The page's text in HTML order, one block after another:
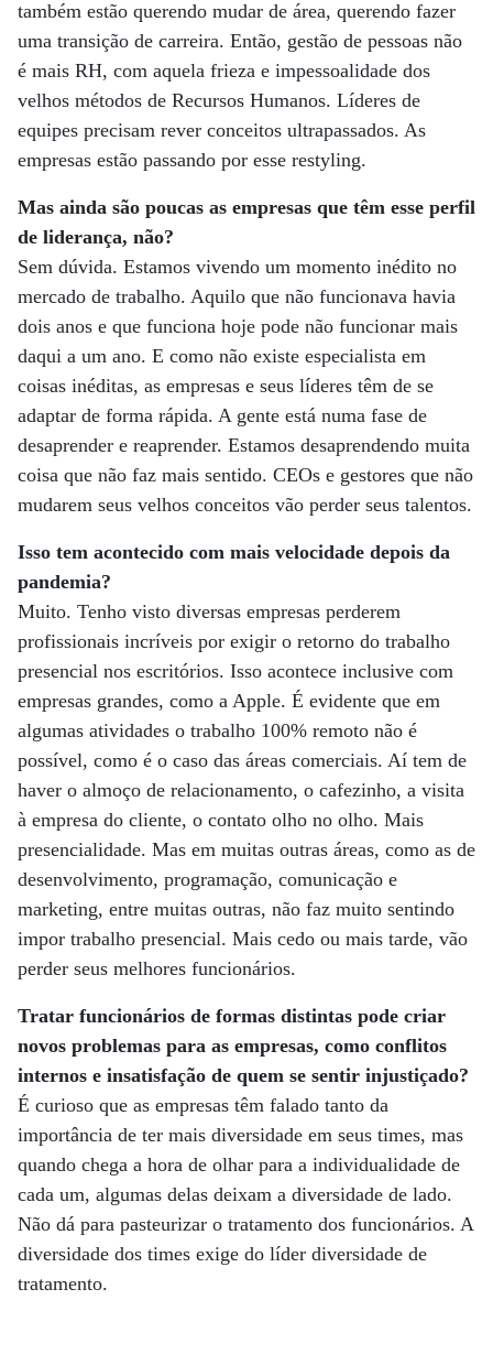
também estão querendo mudar de área, querendo fazer
uma transição de carreira. Então, gestão de pessoas não
é mais RH, com aquela frieza e impessoalidade dos
velhos métodos de Recursos Humanos. Líderes de
equipes precisam rever conceitos ultrapassados. As
empresas estão passando por esse restyling.
Mas ainda são poucas as empresas que têm esse perfil
de liderança, não?
Sem dúvida. Estamos vivendo um momento inédito no
mercado de trabalho. Aquilo que não funcionava havia
dois anos e que funciona hoje pode não funcionar mais
daqui a um ano. E como não existe especialista em
coisas inéditas, as empresas e seus líderes têm de se
adaptar de forma rápida. A gente está numa fase de
desaprender e reaprender. Estamos desaprendendo muita
coisa que não faz mais sentido. CEOs e gestores que não
mudarem seus velhos conceitos vão perder seus talentos.
Isso tem acontecido com mais velocidade depois da
pandemia?
Muito. Tenho visto diversas empresas perderem
profissionais incríveis por exigir o retorno do trabalho
presencial nos escritórios. Isso acontece inclusive com
empresas grandes, como a Apple. É evidente que em
algumas atividades o trabalho 100% remoto não é
possível, como é o caso das áreas comerciais. Aí tem de
haver o almoço de relacionamento, o cafezinho, a visita
à empresa do cliente, o contato olho no olho. Mais
presencialidade. Mas em muitas outras áreas, como as de
desenvolvimento, programação, comunicação e
marketing, entre muitas outras, não faz muito sentindo
impor trabalho presencial. Mais cedo ou mais tarde, vão
perder seus melhores funcionários.
Tratar funcionários de formas distintas pode criar
novos problemas para as empresas, como conflitos
internos e insatisfação de quem se sentir injustiçado?
É curioso que as empresas têm falado tanto da
importância de ter mais diversidade em seus times, mas
quando chega a hora de olhar para a individualidade de
cada um, algumas delas deixam a diversidade de lado.
Não dá para pasteurizar o tratamento dos funcionários. A
diversidade dos times exige do líder diversidade de
tratamento.